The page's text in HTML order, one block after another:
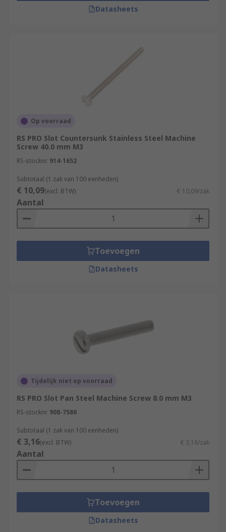
Datasheets
Op voorraad
RS PRO Slot Countersunk Stainless Steel Machine
Screw 40.0 mm M3
RS-stocknr. 914-1652
Subtotaal (1 zak van 100 eenheden)
€ 10,09(excl. BTW) € 10,09/zak
Aantal
Toevoegen
Datasheets
Tijdelijk niet op voorraad
RS PRO Slot Pan Steel Machine Screw 8.0 mm M3
RS-stocknr. 908-7586
Subtotaal (1 zak van 100 eenheden)
€ 3,16(excl. BTW) € 3,16/zak
Aantal
Toevoegen
Datasheets